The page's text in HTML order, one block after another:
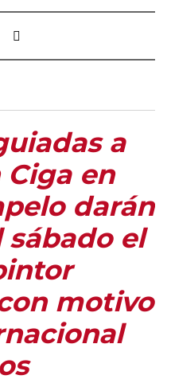
a
en
darán
sábado el
motivo